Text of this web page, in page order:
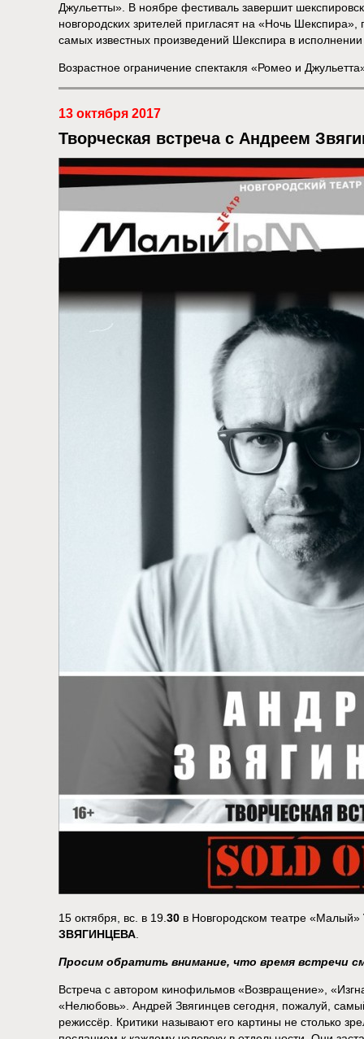
Джульетты». В ноябре фестиваль завершит
новгородских зрителей пригласят на «Ночь
самых известных произведений Шекспира в
Возрастное ограничение спектакля «Ромео и
13 октября 2017
Творческая встреча с Андреем
15 октября, вс. в 19. 30 в Новгородском театре «Малый»
ЗВЯГИНЦЕВА
Просим обратить внимание, что время встречи
Встреча с автором кинофильмов «Возвращение»,
«Нелюбовь». Андрей Звягинцев сегодня, пожалуй,
режиссёр. Критики называют его картины не столько